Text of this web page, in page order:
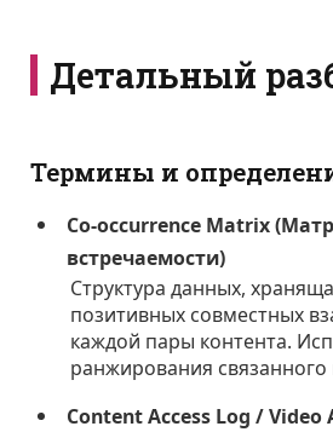
Детальный
Термины и
Co-occurrence Matrix
встречаемости)
Структура данных,
позитивных совместных
каждой пары контента.
ранжирования связанного
Content Access Log / Video